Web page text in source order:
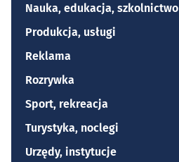
Nauka, edukacja, szkolnictwo
Produkcja, usługi
Reklama
Rozrywka
Sport, rekreacja
Turystyka, noclegi
Urzędy, instytucje